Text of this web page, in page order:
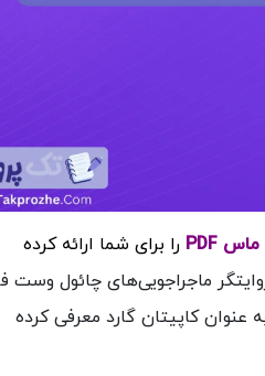
را برای شما ارائه کرده
ماجراجویی‌های چائول وست
کاپیتان گارد معرفی کرده